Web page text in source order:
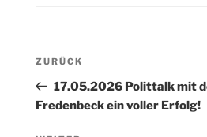
Beitragsnavigation
Vorheriger
Beitrag
ZURÜCK
17.05.2026 Polittalk mit
Fredenbeck ein voller Erfolg!